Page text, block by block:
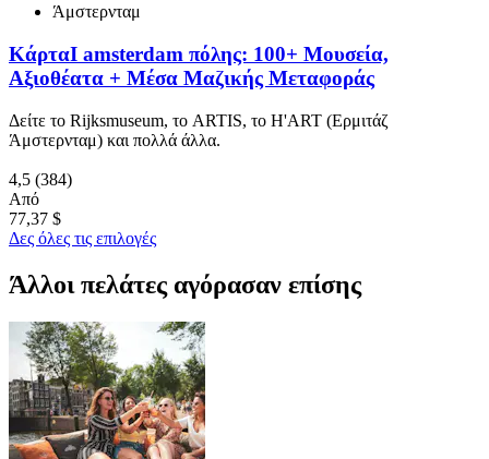
Άμστερνταμ
ΚάρταI amsterdam πόλης: 100+ Μουσεία,
Αξιοθέατα + Μέσα Μαζικής Μεταφοράς
Δείτε το Rijksmuseum, το ARTIS, το H'ART (Ερμιτάζ
Άμστερνταμ) και πολλά άλλα.
4,5 (384)
Από
77,37 $
Δες όλες τις επιλογές
Άλλοι πελάτες αγόρασαν επίσης